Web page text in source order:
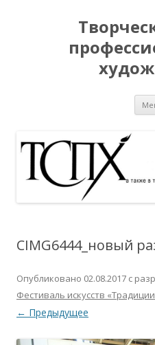
CIMG6444_новый
Опубликовано 02.08.2017 с
Фестиваль искусств
← Предыдущее